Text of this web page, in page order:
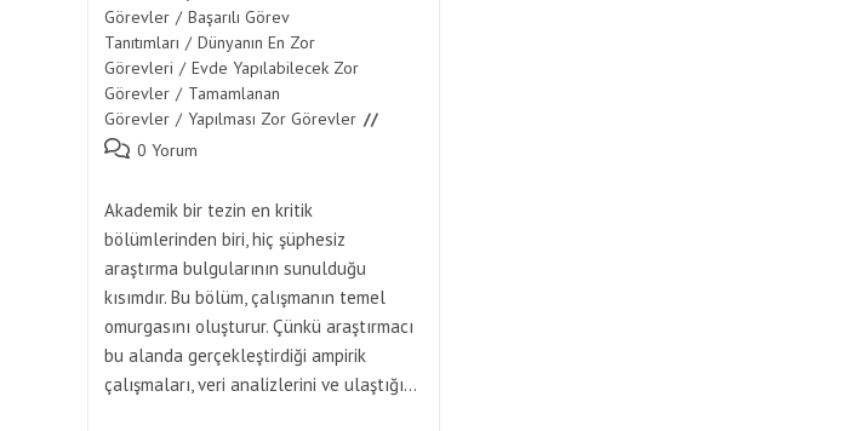
category:
Görevler / Başarılı Görev
Tanıtımları / Dünyanın En Zor
Görevleri / Evde Yapılabilecek Zor
Görevler / Tamamlanan
Görevler / Yapılması Zor Görevler
Post 0 Yorum
Akademik bir tezin en kritik
bölümlerinden biri, hiç şüphesiz
araştırma bulgularının sunulduğu
kısımdır. Bu bölüm, çalışmanın temel
omurgasını oluşturur. Çünkü araştırmacı
bu alanda gerçekleştirdiği ampirik
çalışmaları, veri analizlerini ve ulaştığı…